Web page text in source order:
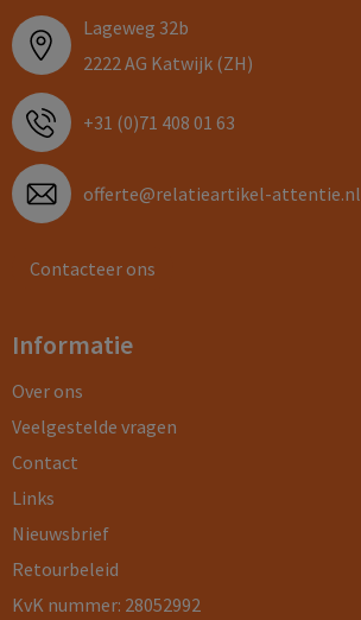
Lageweg 32b
2222 AG Katwijk (ZH)
+31 (0)71 408 01 63
offerte@relatieartikel-attentie.nl
Contacteer ons
Informatie
Over ons
Veelgestelde vragen
Contact
Links
Nieuwsbrief
Retourbeleid
KvK nummer: 28052992